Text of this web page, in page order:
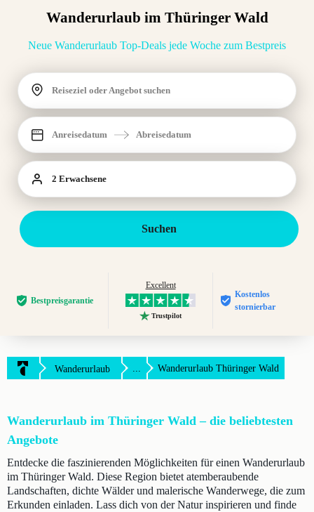
Wanderurlaub im Thüringer Wald
Neue Wanderurlaub Top-Deals jede Woche zum Bestpreis
Reiseziel oder Angebot suchen
Anreisedatum Abreisedatum
2 Erwachsene
Suchen
Bestpreis­garantie
Excellent
Trustpilot
Kostenlos
stornierbar
Wanderurlaub ... Wanderurlaub Thüringer Wald
Wanderurlaub im Thüringer Wald – die beliebtesten
Angebote
Entdecke die faszinierenden Möglichkeiten für einen Wanderurlaub
im Thüringer Wald. Diese Region bietet atemberaubende
Landschaften, dichte Wälder und malerische Wanderwege, die zum
Erkunden einladen. Lass dich von der Natur inspirieren und finde